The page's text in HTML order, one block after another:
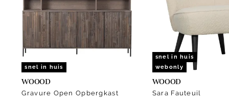
snel in huis
WOOOD
Gravure Open Opbergkast
snel in huis
webonly
WOOOD
Sara Fauteuil